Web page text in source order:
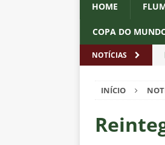
HOME
COPA DO
NOTÍCIAS
INÍCIO